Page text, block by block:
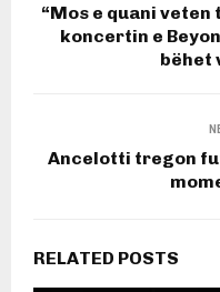
“Mos e quani
koncertin e
bëhet
Ancelotti tregon
RELATED POSTS